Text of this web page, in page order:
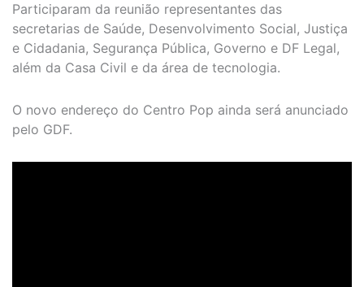
Participaram da reunião representantes das
secretarias de Saúde, Desenvolvimento Social, Justiça
e Cidadania, Segurança Pública, Governo e DF Legal,
além da Casa Civil e da área de tecnologia.
O novo endereço do Centro Pop ainda será anunciado
pelo GDF.